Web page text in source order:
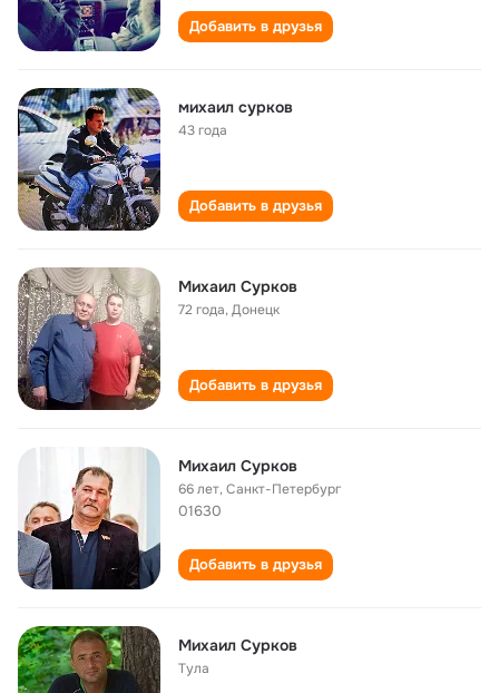
Добавить в друзья
михаил сурков
43 года
Добавить в друзья
Михаил Сурков
72 года,Донецк
Добавить в друзья
Михаил Сурков
66 лет,Санкт-Петербург
01630
Добавить в друзья
Михаил Сурков
Тула